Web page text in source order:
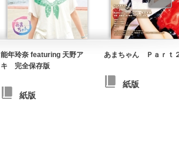
能年玲奈 featuring 天野ア
キ 完全保存版
紙版
あまちゃん Ｐａｒｔ
紙版